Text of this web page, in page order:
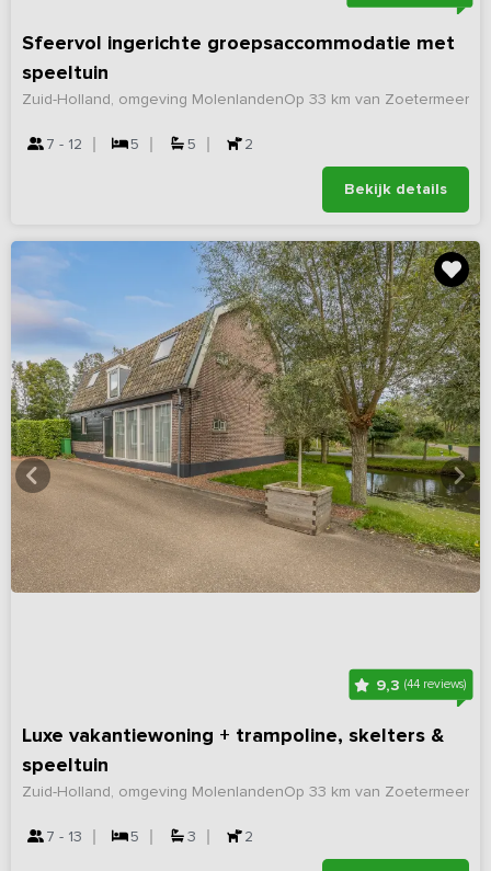
Sfeervol ingerichte groepsaccommodatie met
speeltuin
Op 33 km van Zoetermeer
Zuid-Holland, omgeving Molenlanden
7 - 12 5 5 2
Bekijk details
9,3(44 reviews)
Luxe vakantiewoning + trampoline, skelters &
speeltuin
Op 33 km van Zoetermeer
Zuid-Holland, omgeving Molenlanden
7 - 13 5 3 2